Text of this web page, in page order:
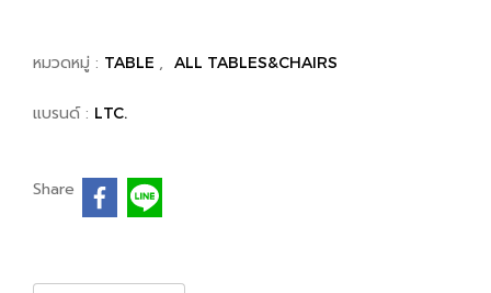
หมวดหมู่ : TABLE , ALL TABLES&CHAIRS
แบรนด์ : LTC.
Share